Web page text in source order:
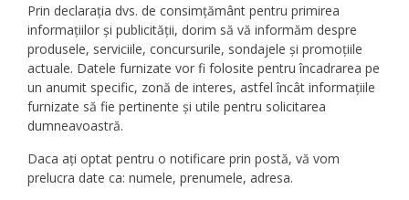
Prin declarația dvs. de consimțământ pentru primirea
informațiilor și publicității, dorim să vă informăm despre
produsele, serviciile, concursurile, sondajele și promoțiile
actuale. Datele furnizate vor fi folosite pentru încadrarea pe
un anumit specific, zonă de interes, astfel încât informațiile
furnizate să fie pertinente și utile pentru solicitarea
dumneavoastră.
Daca ați optat pentru o notificare prin postă, vă vom
prelucra date ca: numele, prenumele, adresa.